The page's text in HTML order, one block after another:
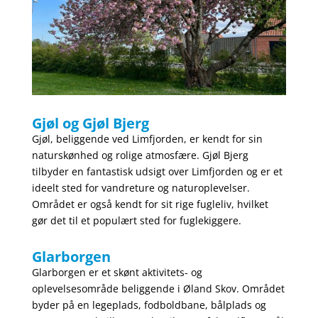
Gjøl og Gjøl Bjerg
Gjøl, beliggende ved Limfjorden, er kendt for sin
naturskønhed og rolige atmosfære. Gjøl Bjerg
tilbyder en fantastisk udsigt over Limfjorden og er et
ideelt sted for vandreture og naturoplevelser.
Området er også kendt for sit rige fugleliv, hvilket
gør det til et populært sted for fuglekiggere.
Glarborgen
Glarborgen er et skønt aktivitets- og
oplevelsesområde beliggende i Øland Skov. Området
byder på en legeplads, fodboldbane, bålplads og